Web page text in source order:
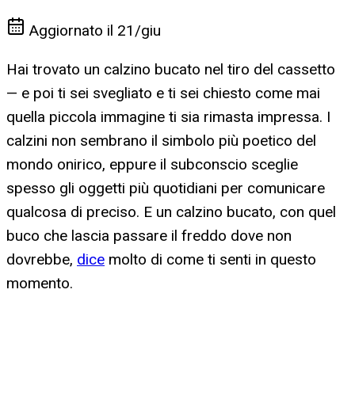
Aggiornato il 21/giu
Hai trovato un calzino bucato nel tiro del cassetto
— e poi ti sei svegliato e ti sei chiesto come mai
quella piccola immagine ti sia rimasta impressa. I
calzini non sembrano il simbolo più poetico del
mondo onirico, eppure il subconscio sceglie
spesso gli oggetti più quotidiani per comunicare
qualcosa di preciso. E un calzino bucato, con quel
buco che lascia passare il freddo dove non
dovrebbe, dice molto di come ti senti in questo
momento.